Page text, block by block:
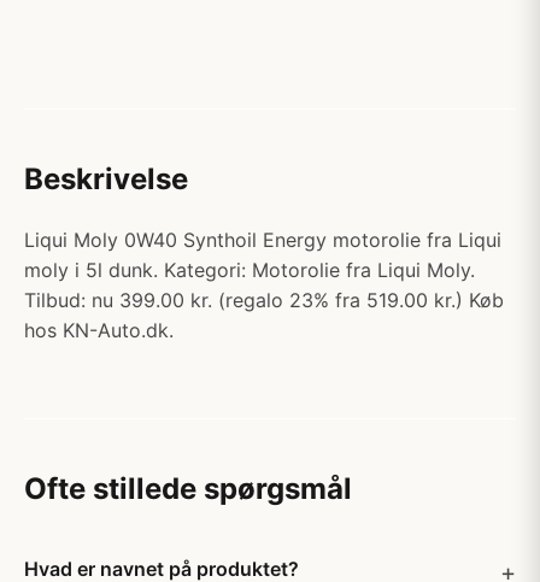
Beskrivelse
Liqui Moly 0W40 Synthoil Energy motorolie fra Liqui
moly i 5l dunk. Kategori: Motorolie fra Liqui Moly.
Tilbud: nu 399.00 kr. (regalo 23% fra 519.00 kr.) Køb
hos KN-Auto.dk.
Ofte stillede spørgsmål
Hvad er navnet på produktet?